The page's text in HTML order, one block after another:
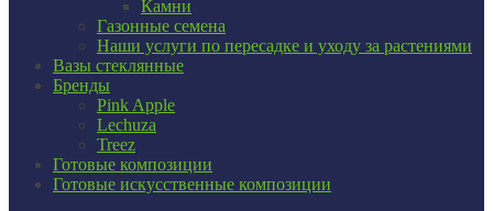
Камни
Газонные семена
Наши услуги по пересадке и уходу за растениями
Вазы стеклянные
Бренды
Pink Apple
Lechuza
Treez
Готовые композиции
Готовые искусственные композиции